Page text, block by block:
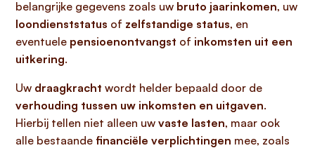
belangrijke gegevens zoals uw bruto jaarinkomen, uw
loondienststatus of zelfstandige status, en
eventuele pensioenontvangst of inkomsten uit een
uitkering.
Uw draagkracht wordt helder bepaald door de
verhouding tussen uw inkomsten en uitgaven.
Hierbij tellen niet alleen uw vaste lasten, maar ook
alle bestaande financiële verplichtingen mee, zoals